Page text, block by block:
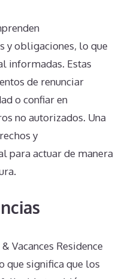
y obligaciones, lo que
informadas. Estas
de renunciar
o confiar en
no autorizados. Una
y
para actuar de manera
Vacances Residence
que significa que los